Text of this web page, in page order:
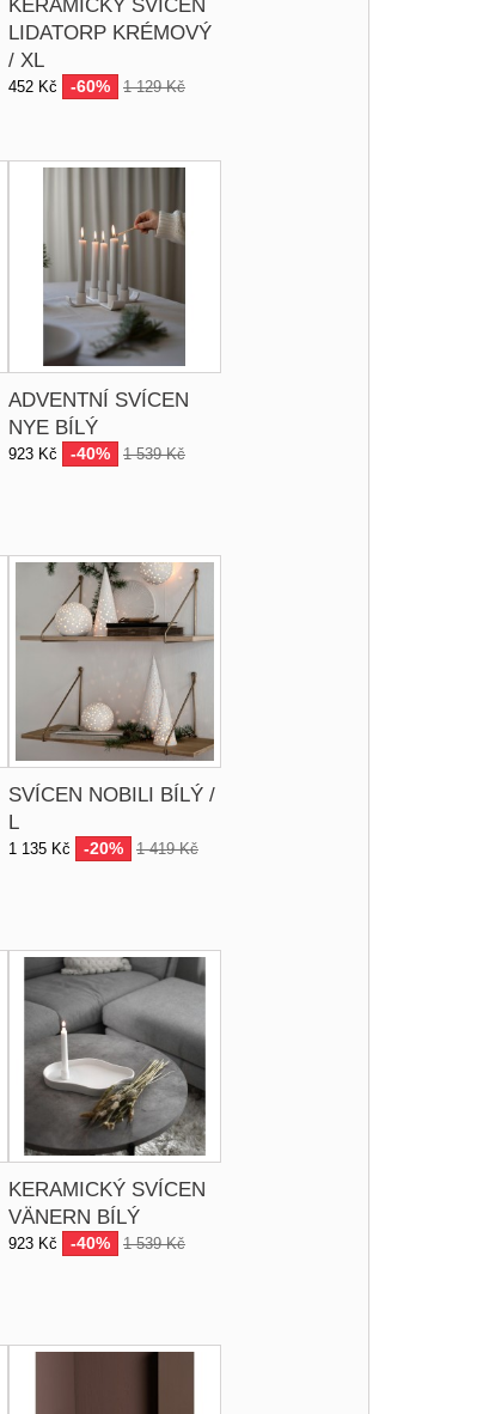
KERAMICKÝ SVÍCEN
LIDATORP KRÉMOVÝ
/ XL
452 Kč -60% 1 129 Kč
ADVENTNÍ SVÍCEN
NYE BÍLÝ
923 Kč -40% 1 539 Kč
SVÍCEN NOBILI BÍLÝ /
L
1 135 Kč -20% 1 419 Kč
KERAMICKÝ SVÍCEN
VÄNERN BÍLÝ
923 Kč -40% 1 539 Kč